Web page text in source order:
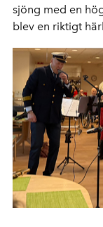
sjöng med en
blev en riktigt